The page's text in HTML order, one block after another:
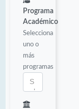
Programa
Académico
Selecciona
uno o
más
programas